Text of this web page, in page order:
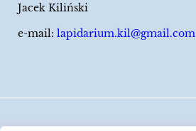
Jacek Kiliński
e-mail: lapidarium.kil@gmail.com